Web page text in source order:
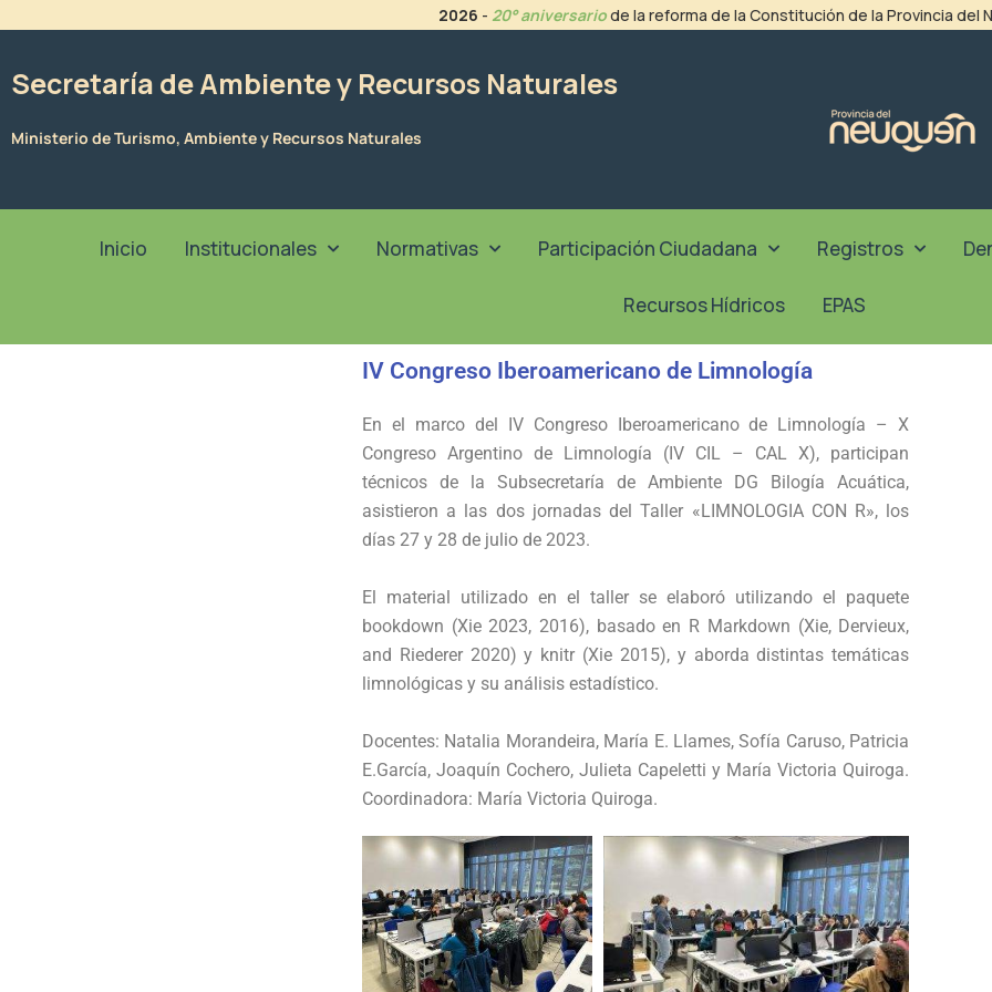
2026 - 20° aniversariode la reforma de la Constitución de la Provincia del
Secretaría de Ambiente y Recursos Naturales
Ministerio de Turismo, Ambiente y Recursos Naturales
Inicio Institucionales Normativas Participación Ciudadana Registros
Recursos Hídricos EPAS
IV Congreso Iberoamericano de Limnología
En el marco del IV Congreso Iberoamericano de Limnología – X
Congreso Argentino de Limnología (IV CIL – CAL X), participan
técnicos de la Subsecretaría de Ambiente DG Bilogía Acuática,
asistieron a las dos jornadas del Taller «LIMNOLOGIA CON R», los
días 27 y 28 de julio de 2023.
El material utilizado en el taller se elaboró utilizando el paquete
bookdown (Xie 2023, 2016), basado en R Markdown (Xie, Dervieux,
and Riederer 2020) y knitr (Xie 2015), y aborda distintas temáticas
limnológicas y su análisis estadístico.
Docentes: Natalia Morandeira, María E. Llames, Sofía Caruso, Patricia
E.García, Joaquín Cochero, Julieta Capeletti y María Victoria Quiroga.
Coordinadora: María Victoria Quiroga.